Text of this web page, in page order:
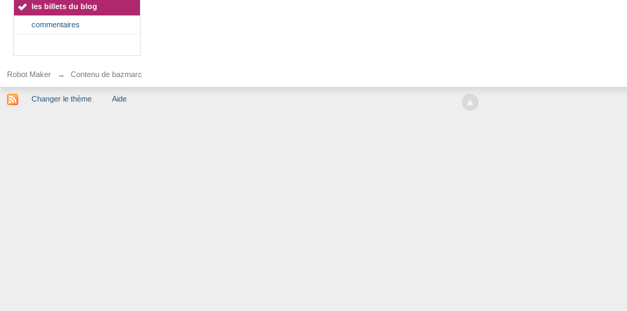
les billets du blog
commentaires
Robot Maker → Contenu de bazmarc
Changer le thème Aide